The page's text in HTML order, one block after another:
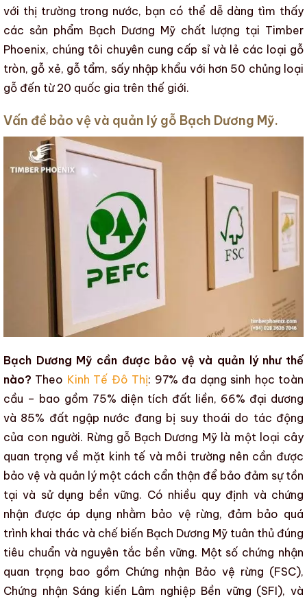
với thị trường trong nước, bạn có thể dễ dàng tìm thấy
các sản phẩm Bạch Dương Mỹ chất lượng tại Timber
Phoenix, chúng tôi chuyên cung cấp sỉ và lẻ các loại gỗ
tròn, gỗ xẻ, gỗ tẩm, sấynhập khẩu với hơn 50 chủng loại
gỗ đến từ 20 quốc gia trên thế giới.
Vấn đề bảo vệ và quản lý gỗ Bạch Dương Mỹ.
Bạch Dương Mỹ cần được bảo vệ và quản lý như thế
nào? Theo Kinh Tế Đô Thị: 97% đa dạng sinh học toàn
cầu – bao gồm 75% diện tích đất liền, 66% đại dương
và 85% đất ngập nước đang bị suy thoái do tác động
của con người. Rừng gỗ Bạch Dương Mỹ là một loại cây
quan trọng về mặt kinh tế và môi trường nên cần được
bảo vệ và quản lý một cách cẩn thận để bảo đảm sự tồn
tại và sử dụng bền vững. Có nhiều quy định và chứng
nhận được áp dụng nhằm bảo vệ rừng, đảm bảo quá
trình khai thác và chế biến Bạch Dương Mỹtuân thủ đúng
tiêu chuẩn và nguyên tắc bền vững. Một số chứng nhận
quan trọng bao gồm Chứng nhận Bảo vệ rừng (FSC),
Chứng nhận Sáng kiến ​​Lâm nghiệp Bền vững (SFI), và